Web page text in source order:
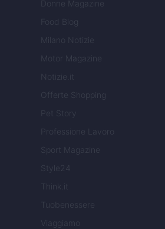
Donne Magazine
Food Blog
Milano Notizie
Motor Magazine
Notizie.it
Offerte Shopping
Pet Story
Professione Lavoro
Sport Magazine
Style24
Think.it
Tuobenessere
Viaggiamo